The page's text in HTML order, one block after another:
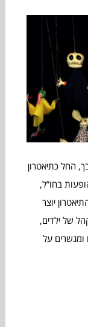
החל כתיאטרון
סיבוב הופעות בחו”ל,
יוצר
של ילדים,
ומגשרים על